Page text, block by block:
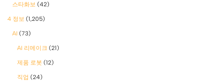
스타화보 (42)
4 정보 (1,205)
AI (73)
AI 리메이크 (21)
제품 로봇 (12)
직업 (24)